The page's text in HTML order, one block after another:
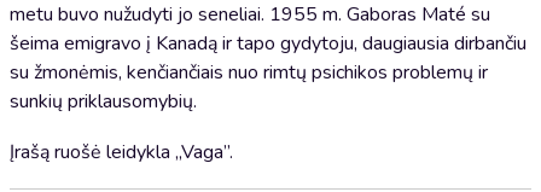
metu buvo nužudyti jo seneliai. 1955 m. Gaboras Maté su
šeima emigravo į Kanadą ir tapo gydytoju, daugiausia dirbančiu
su žmonėmis, kenčiančiais nuo rimtų psichikos problemų ir
sunkių priklausomybių.
Įrašą ruošė leidykla „Vaga”.